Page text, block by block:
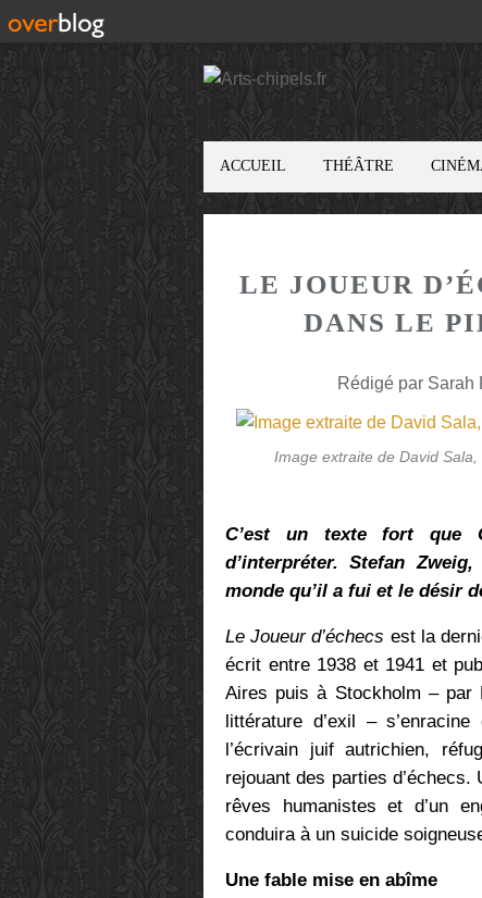
ACCUEIL THÉÂTRE
LE JOUEUR
DANS LE
Rédigé par Sarah
Image extraite de David
C’est un texte fort que
d’interpréter. Stefan
monde qu’il a fui et le désir
Le Joueur d’échecs est la
écrit entre 1938 et 1941 et
Aires puis à Stockholm – par
littérature d’exil –
l’écrivain juif autrichien,
rejouant des parties
rêves humanistes et d’un
conduira à un suicide
Une fable mise en abîme